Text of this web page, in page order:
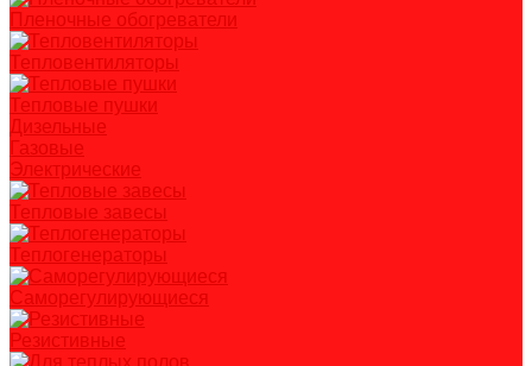
Пленочные обогреватели
Тепловентиляторы
Тепловые пушки
Дизельные
Газовые
Электрические
Тепловые завесы
Теплогенераторы
Саморегулирующиеся
Резистивные